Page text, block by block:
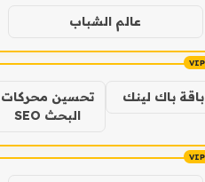
عالم الشباب
باقة باك لينك
تحسين محركات
البحث SEO